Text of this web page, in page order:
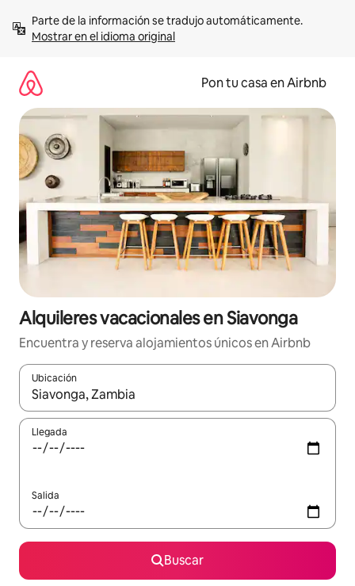
contenidoMostrar en el idioma original
Pon tu casa en Airbnb
Alquileres vacacionales en Siavonga
Encuentra y reserva alojamientos únicos en Airbnb
Ubicación
Cuando los resultados estén disponibles, navega con las
Llegada
Salida
Buscar